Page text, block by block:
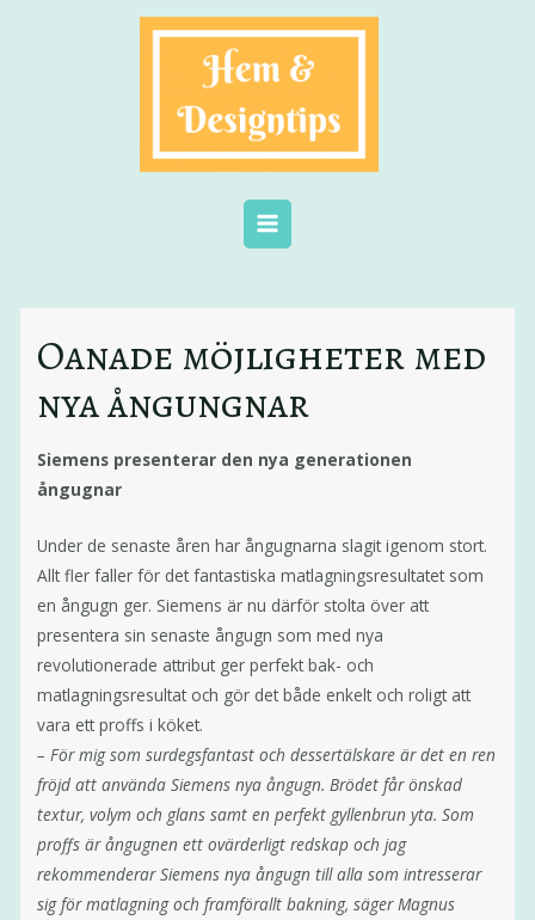
Oanade möjligheter med
nya ångungnar
Siemens presenterar den nya generationen
ångugnar
Under de senaste åren har ångugnarna slagit igenom stort.
Allt fler faller för det fantastiska matlagningsresultatet som
en ångugn ger. Siemens är nu därför stolta över att
presentera sin senaste ångugn som med nya
revolutionerade attribut ger perfekt bak- och
matlagningsresultat och gör det både enkelt och roligt att
vara ett proffs i köket.
– För mig som surdegsfantast och dessertälskare är det en ren
fröjd att använda Siemens nya ångugn. Brödet får önskad
textur, volym och glans samt en perfekt gyllenbrun yta. Som
proffs är ångugnen ett ovärderligt redskap och jag
rekommenderar Siemens nya ångugn till alla som intresserar
sig för matlagning och framförallt bakning, säger Magnus